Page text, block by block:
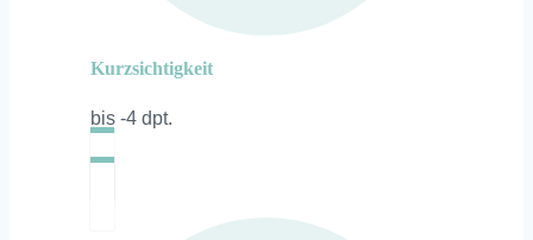
Kurzsichtigkeit
bis -4 dpt.